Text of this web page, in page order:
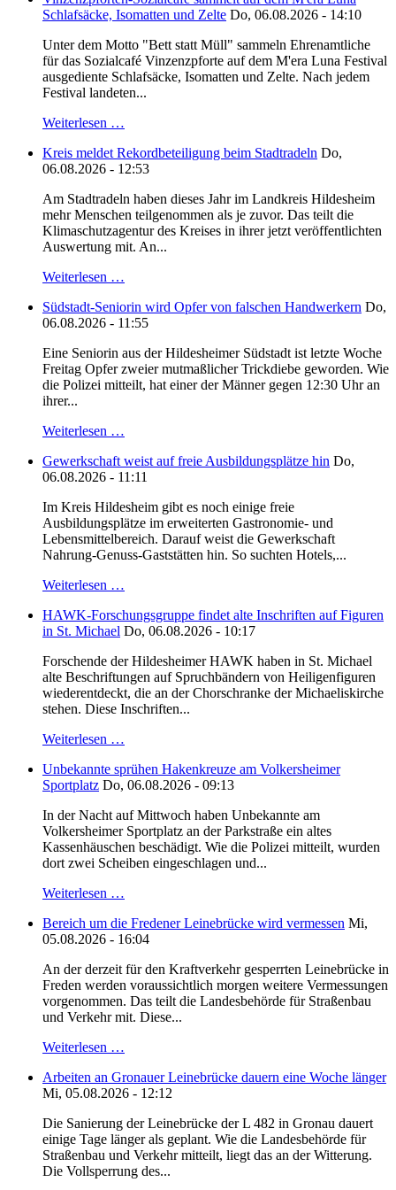
Schlafsäcke, Isomatten und Zelte Do, 06.08.2026 - 14:10
Unter dem Motto "Bett statt Müll" sammeln Ehrenamtliche
für das Sozialcafé Vinzenzpforte auf dem M'era Luna Festival
ausgediente Schlafsäcke, Isomatten und Zelte. Nach jedem
Festival landeten...
Weiterlesen …
Kreis meldet Rekordbeteiligung beim Stadtradeln Do,
06.08.2026 - 12:53
Am Stadtradeln haben dieses Jahr im Landkreis Hildesheim
mehr Menschen teilgenommen als je zuvor. Das teilt die
Klimaschutzagentur des Kreises in ihrer jetzt veröffentlichten
Auswertung mit. An...
Weiterlesen …
Südstadt-Seniorin wird Opfer von falschen Handwerkern Do,
06.08.2026 - 11:55
Eine Seniorin aus der Hildesheimer Südstadt ist letzte Woche
Freitag Opfer zweier mutmaßlicher Trickdiebe geworden. Wie
die Polizei mitteilt, hat einer der Männer gegen 12:30 Uhr an
ihrer...
Weiterlesen …
Gewerkschaft weist auf freie Ausbildungsplätze hin Do,
06.08.2026 - 11:11
Im Kreis Hildesheim gibt es noch einige freie
Ausbildungsplätze im erweiterten Gastronomie- und
Lebensmittelbereich. Darauf weist die Gewerkschaft
Nahrung-Genuss-Gaststätten hin. So suchten Hotels,...
Weiterlesen …
HAWK-Forschungsgruppe findet alte Inschriften auf Figuren
in St. Michael Do, 06.08.2026 - 10:17
Forschende der Hildesheimer HAWK haben in St. Michael
alte Beschriftungen auf Spruchbändern von Heiligenfiguren
wiederentdeckt, die an der Chorschranke der Michaeliskirche
stehen. Diese Inschriften...
Weiterlesen …
Unbekannte sprühen Hakenkreuze am Volkersheimer
Sportplatz Do, 06.08.2026 - 09:13
In der Nacht auf Mittwoch haben Unbekannte am
Volkersheimer Sportplatz an der Parkstraße ein altes
Kassenhäuschen beschädigt. Wie die Polizei mitteilt, wurden
dort zwei Scheiben eingeschlagen und...
Weiterlesen …
Bereich um die Fredener Leinebrücke wird vermessen Mi,
05.08.2026 - 16:04
An der derzeit für den Kraftverkehr gesperrten Leinebrücke in
Freden werden voraussichtlich morgen weitere Vermessungen
vorgenommen. Das teilt die Landesbehörde für Straßenbau
und Verkehr mit. Diese...
Weiterlesen …
Arbeiten an Gronauer Leinebrücke dauern eine Woche länger
Mi, 05.08.2026 - 12:12
Die Sanierung der Leinebrücke der L 482 in Gronau dauert
einige Tage länger als geplant. Wie die Landesbehörde für
Straßenbau und Verkehr mitteilt, liegt das an der Witterung.
Die Vollsperrung des...